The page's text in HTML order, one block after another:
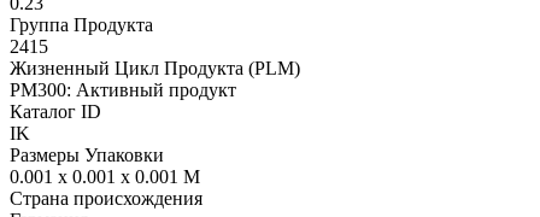
Группа Продукта
2415
Жизненный Цикл Продукта (PLM)
PM300: Активный продукт
Каталог ID
IK
Размеры Упаковки
0.001 x 0.001 x 0.001 M
Страна происхождения